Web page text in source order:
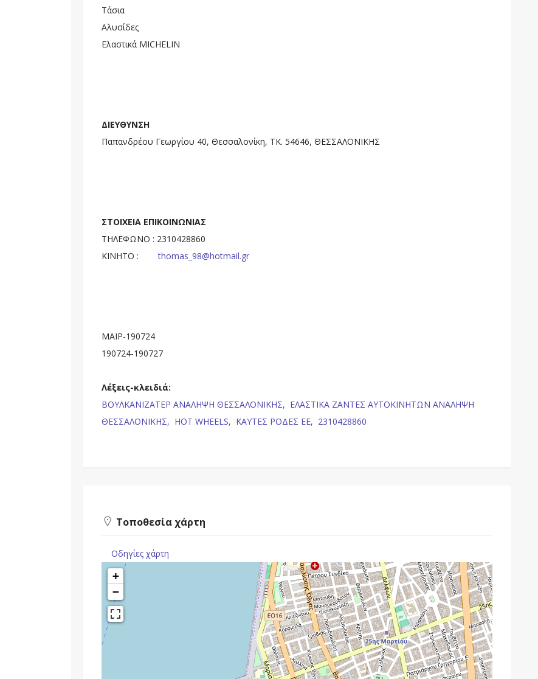
Τάσια
Αλυσίδες
Ελαστικά MICHELIN
ΔΙΕΥΘΥΝΣΗ
Παπανδρέου Γεωργίου 40, Θεσσαλονίκη, ΤΚ. 54646, ΘΕΣΣΑΛΟΝΙΚΗΣ
ΣΤΟΙΧΕΙΑ ΕΠΙΚΟΙΝΩΝΙΑΣ
ΤΗΛΕΦΩΝΟ : 2310428860
ΚΙΝΗΤΟ :thomas_98@hotmail.gr
ΜΑΙΡ-190724
190724-190727
Λέξεις-κλειδιά:
ΒΟΥΛΚΑΝΙΖΑΤΕΡ ΑΝΑΛΗΨΗ ΘΕΣΣΑΛΟΝΙΚΗΣ, ΕΛΑΣΤΙΚΑ ΖΑΝΤΕΣ ΑΥΤΟΚΙΝΗΤΩΝ ΑΝΑΛΗΨΗ
ΘΕΣΣΑΛΟΝΙΚΗΣ, HOT WHEELS, ΚΑΥΤΕΣ ΡΟΔΕΣ ΕΕ, 2310428860
Τοποθεσία χάρτη
Οδηγίες χάρτη
+
−